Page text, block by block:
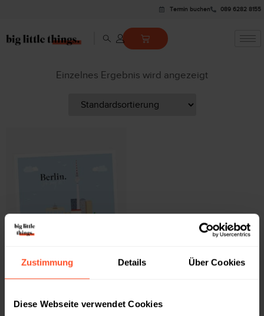
Zustimmung Details Über Cookies
Diese Webseite verwendet Cookies
Termin buchen 089 6282 8155
Einzelnes Ergebnis wird angezeigt
GRUSSKARTE